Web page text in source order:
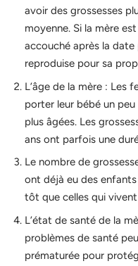
avoir des grossesses
moyenne. Si la mère
accouché après la date
reproduise pour sa
L’âge de la mère : Les
porter leur bébé un
plus âgées. Les
ans ont parfois une
Le nombre de
ont déjà eu des
tôt que celles qui
L’état de santé de la
problèmes de santé
prématurée pour